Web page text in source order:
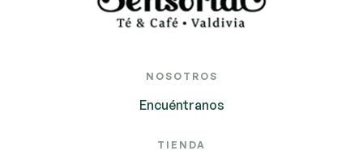
NOSOTROS
Encuéntranos
TIENDA